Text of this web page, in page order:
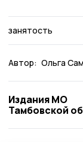
занятость
Автор: Ольга
Издания МО
Тамбовской